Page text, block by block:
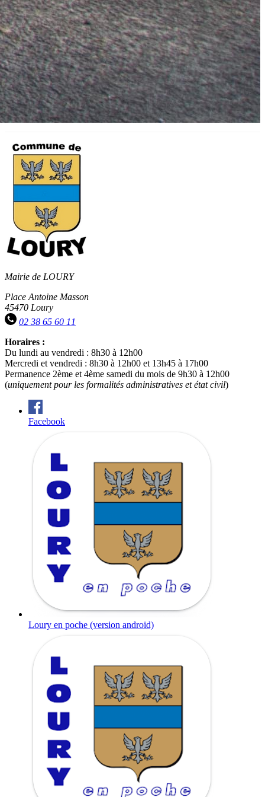
Mairie de LOURY
Place Antoine Masson
45470 Loury
02 38 65 60 11
Horaires :
Du lundi au vendredi : 8h30 à 12h00
Mercredi et vendredi : 8h30 à 12h00 et 13h45 à 17h00
Permanence 2ème et 4ème samedi du mois de 9h30 à 12h00
(uniquement pour les formalités administratives et état civil)
Facebook
Loury en poche (version android)